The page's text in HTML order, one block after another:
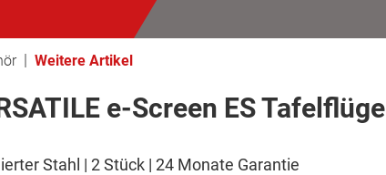
| Weitere Artikel
e-Screen ES Tafelflügel
Stahl | 2 Stück | 24 Monate Garantie